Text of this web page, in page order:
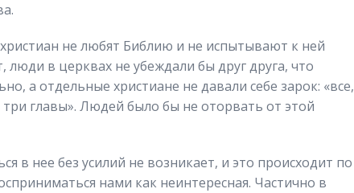
не любят Библию и не испытывают к ней
люди в церквах не убеждали бы друг друга, что
а отдельные христиане не давали себе зарок: «все,
главы». Людей было бы не оторвать от этой
в нее без усилий не возникает, и это происходит по
нами как неинтересная. Частично в